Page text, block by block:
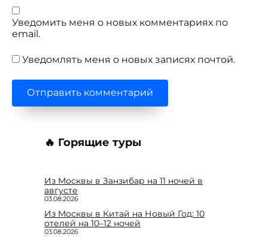
Уведомить меня о новых комментариях по
email.
Уведомлять меня о новых записях почтой.
🔥 Горящие туры
Из Москвы в Занзибар на 11 ночей в
августе
03.08.2026
Из Москвы в Китай на Новый Год: 10
отелей на 10–12 ночей
03.08.2026